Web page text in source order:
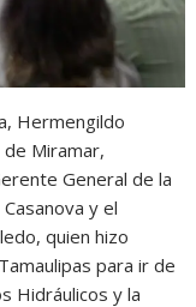
Hermengildo
de Miramar,
General de la
y el
quien hizo
para ir de
Hidráulicos y la